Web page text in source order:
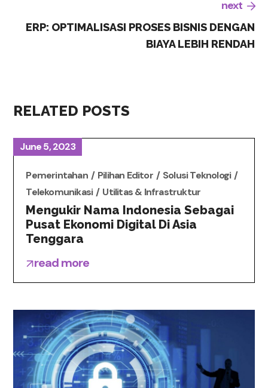
next
ERP: OPTIMALISASI PROSES BISNIS DENGAN
BIAYA LEBIH RENDAH
RELATED POSTS
June 5, 2023
Pemerintahan Pilihan Editor
Solusi Teknologi
Telekomunikasi
Utilitas & Infrastruktur
Mengukir Nama Indonesia Sebagai
Pusat Ekonomi Digital Di Asia
Tenggara
read more